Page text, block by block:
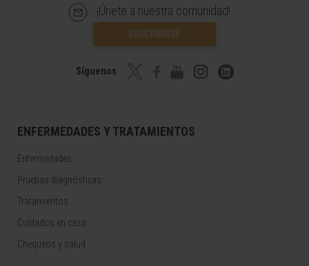
¡Únete a nuestra comunidad!
SUSCRIBIRSE
Síguenos
ENFERMEDADES Y TRATAMIENTOS
Enfermedades
Pruebas diagnósticas
Tratamientos
Cuidados en casa
Chequeos y salud